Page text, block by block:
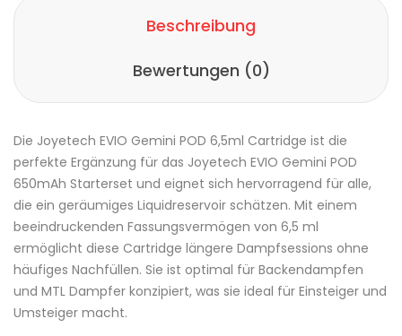
Beschreibung
Bewertungen (0)
Die Joyetech EVIO Gemini POD 6,5ml Cartridge ist die
perfekte Ergänzung für das Joyetech EVIO Gemini POD
650mAh Starterset und eignet sich hervorragend für alle,
die ein geräumiges Liquidreservoir schätzen. Mit einem
beeindruckenden Fassungsvermögen von 6,5 ml
ermöglicht diese Cartridge längere Dampfsessions ohne
häufiges Nachfüllen. Sie ist optimal für Backendampfen
und MTL Dampfer konzipiert, was sie ideal für Einsteiger und
Umsteiger macht.